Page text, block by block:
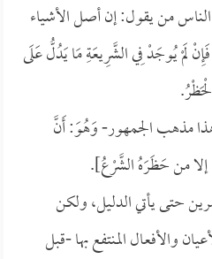
من يقول: إن أصل الأشياء
لَمْ يُوجَدْ فِي الشَّرِيعَةِ مَا يَدُلُّ عَلَى
مذهب الجمهور- وَهُوَ: أَنَّ
إلا من حَظَرَهُ الشَّرْعُ].
حتى يأتي الدليل، ولكن
والأفعال المنتفع بها -قبل